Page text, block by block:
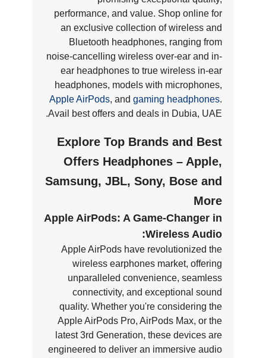
performance, and value. Shop online for
an exclusive collection of wireless and
Bluetooth headphones, ranging from
noise-cancelling wireless over-ear and in-
ear headphones to true wireless in-ear
headphones, models with microphones,
Apple AirPods, and gaming headphones.
Avail best offers and deals in Dubia, UAE.
Explore Top Brands and Best
Offers Headphones – Apple,
Samsung, JBL, Sony, Bose and
More
Apple AirPods: A Game-Changer in
Wireless Audio:
Apple AirPods have revolutionized the
wireless earphones market, offering
unparalleled convenience, seamless
connectivity, and exceptional sound
quality. Whether you're considering the
Apple AirPods Pro, AirPods Max, or the
latest 3rd Generation, these devices are
engineered to deliver an immersive audio